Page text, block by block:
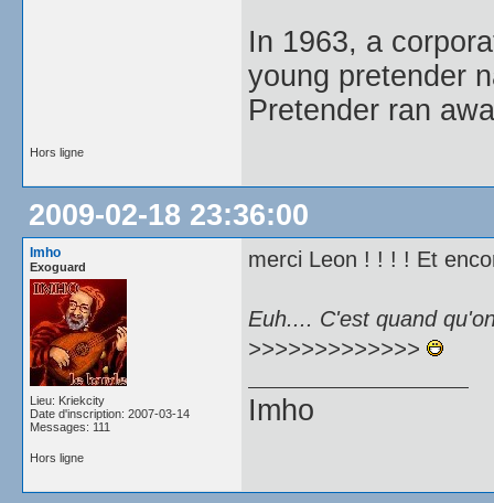
In 1963, a
young pretender
Pretender ran
Hors ligne
2009-02-18 23:36:00
Imho
Exoguard
Lieu: Kriekcity
Date d'inscription: 2007-03-14
Messages: 111
merci Leon ! ! ! ! Et
Euh.... C'est quand
>>>>>>>>>>>>>
Imho
Hors ligne